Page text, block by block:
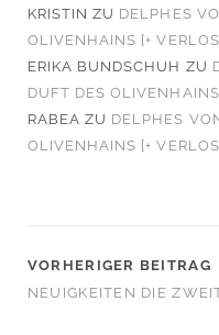
KRISTIN ZU DELPHES
OLIVENHAINS [+
ERIKA BUNDSCHUH ZU
DUFT DES
RABEA ZU DELPHES
OLIVENHAINS [+
VORHERIGER BEITRAG
NEUIGKEITEN DIE